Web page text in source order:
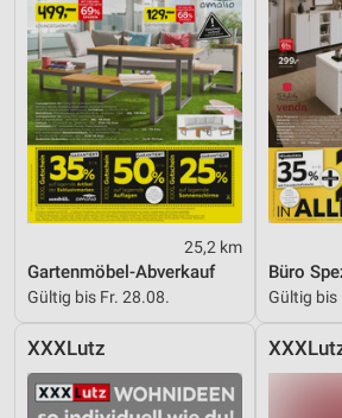
25,2 km
Gartenmöbel-Abverkauf
Gültig bis Fr. 28.08.
Büro
Gültig bis
XXXLutz
Verwendung genauer Standortdaten
Geräte anhand von aktiv angeforderten
Informationen identifizieren
Nicht-IAB-Verarbeitungszwecke:
Notwendig
Performance
Werbung